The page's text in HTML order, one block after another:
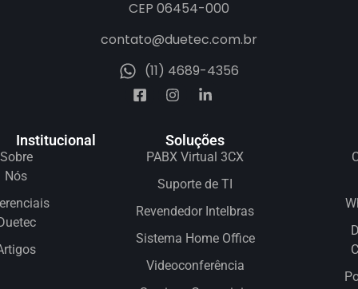
CEP 06454-000
contato@duetec.com.br
(11) 4689-4356
Institucional
Sobre
Nós
Soluções
PABX Virtual 3CX
Suporte de TI
Revendedor Intelbras
Sistema Home Office
Videoconferência